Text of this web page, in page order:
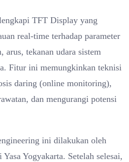
TFT Display yang
real-time terhadap parameter
arus, tekanan udara sistem
Fitur ini memungkinkan teknisi
daring (online monitoring),
dan mengurangi potensi
ini dilakukan oleh
Yogyakarta. Setelah selesai,